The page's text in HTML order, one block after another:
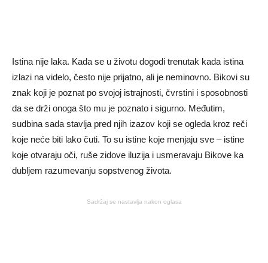
Istina nije laka. Kada se u životu dogodi trenutak kada istina
izlazi na videlo, često nije prijatno, ali je neminovno. Bikovi su
znak koji je poznat po svojoj istrajnosti, čvrstini i sposobnosti
da se drži onoga što mu je poznato i sigurno. Međutim,
sudbina sada stavlja pred njih izazov koji se ogleda kroz reči
koje neće biti lako čuti. To su istine koje menjaju sve – istine
koje otvaraju oči, ruše zidove iluzija i usmeravaju Bikove ka
dubljem razumevanju sopstvenog života.
Sadržaj se nastavlja nakon oglasa